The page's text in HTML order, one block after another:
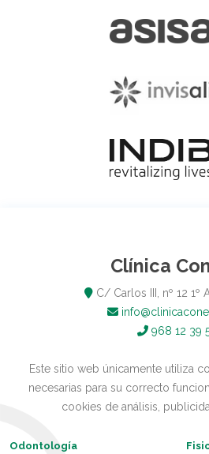
Clínica
C/ Carlos III, nº 12 1º
968 12 39
Este sitio web únicamente utiliza
necesarias para su correcto
cookies de análisis,
Odontología